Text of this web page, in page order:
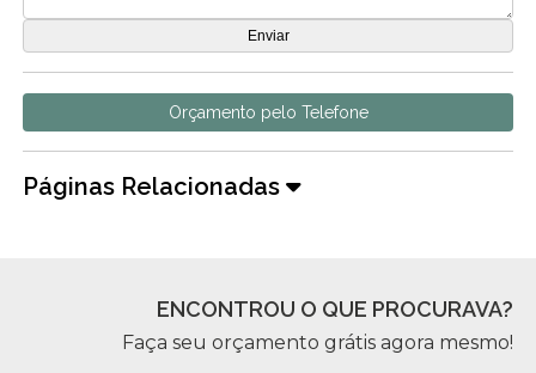
Orçamento pelo Telefone
Páginas Relacionadas
ENCONTROU O QUE PROCURAVA?
Faça seu orçamento grátis agora mesmo!